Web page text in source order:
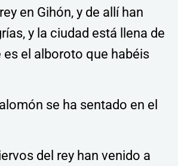
en Gihón, y de allí han
y la ciudad está llena de
es el alboroto que habéis
se ha sentado en el
del rey han venido a